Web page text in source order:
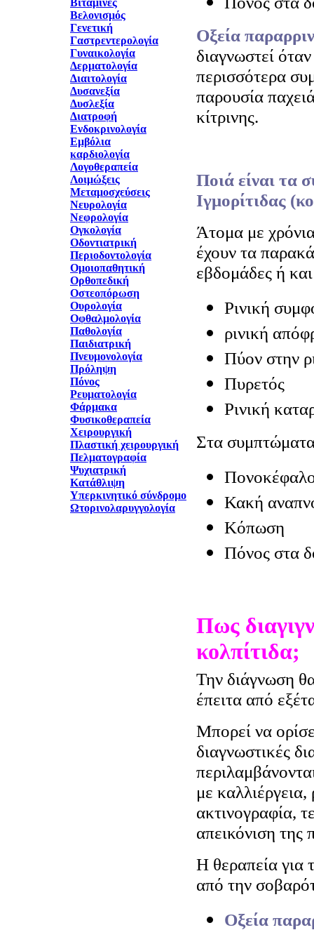
Βιταμίνες
Βελονισμός
Γενετική
Γαστρεντερολογία
Γυναικολογία
Δερματολογία
Διαιτολογία
Δυσανεξία
Δυσλεξία
Διατροφή
Ενδοκρινολογία
Εμβόλια
καρδιολογία
Λογοθεραπεία
Λοιμώξεις
Μεταμοσχεύσεις
Νευρολογία
Νεφρολογία
Ογκολογία
Οδοντιατρική
Περιοδοντολογία
Ομοιοπαθητική
Ορθοπεδική
Οστεοπόρωση
Ουρολογία
Οφθαλμολογία
Παθολογία
Παιδιατρική
Πνευμονολογία
Πρόληψη
Πόνος
Ρευματολογία
Φάρμακα
Φυσικοθεραπεία
Χειρουργική
Πλαστική χειρουργική
Πελματογραφία
Ψυχιατρική
Κατάθλιψη
Υπερκινητικό σύνδρομο
Ωτορινολαρυγγολογία
Οξεία
διαγνωστεί
περισσότερα
παρουσία
κίτρινης.
Ποιά είναι τα
Ιγμορίτιδας
Άτομα με
έχουν τα
εβδομάδες ή
Ρινική
ρινική
Πύον στην
Πυρετός
Ρινική
Στα
Κακή
Κόπωση
Πόνος στα
Πως
κολπίτιδα;
Την διάγνωση
έπειτα από
Μπορεί να
διαγνωστικές
με
ακτινογραφία,
απεικόνιση της
Η θεραπεία για
από την
Οξεία